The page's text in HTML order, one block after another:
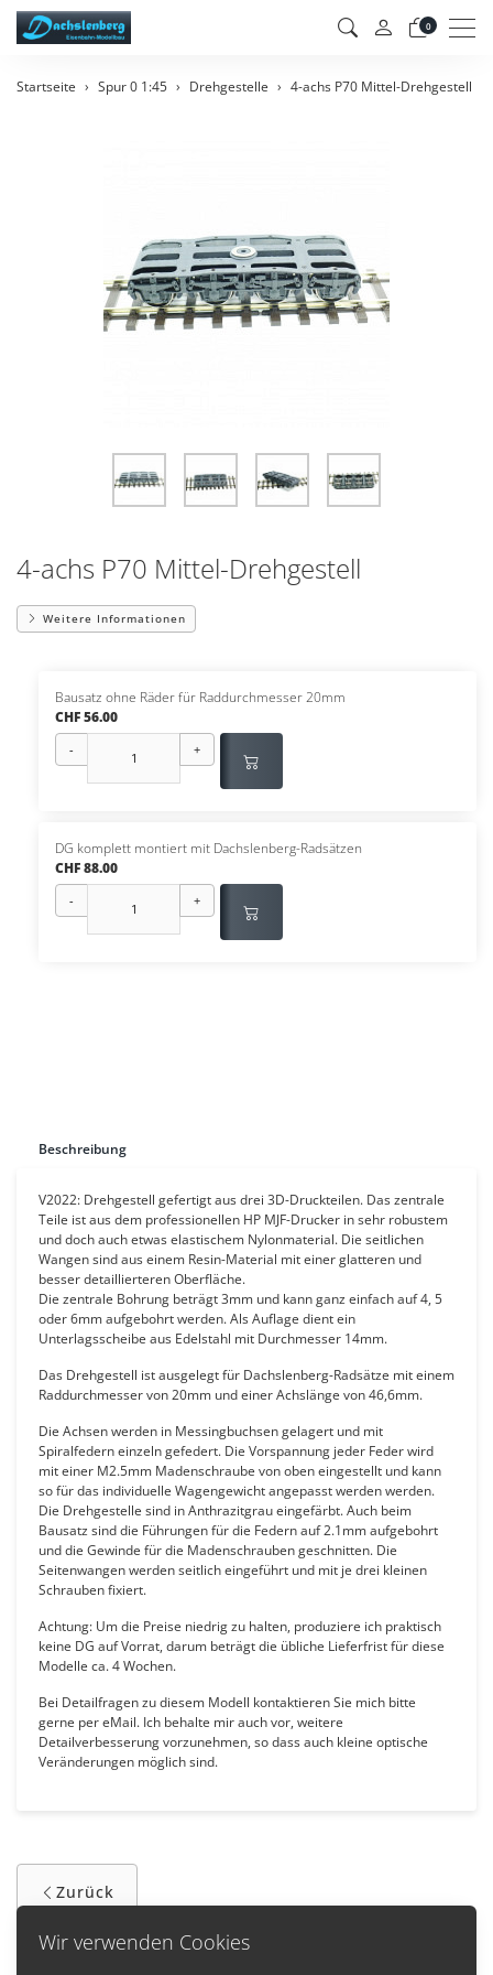
Wir verwenden Cookies
0
Startseite Spur 0 1:45 Drehgestelle 4-achs P70 Mittel-Drehgestell
4-achs P70 Mittel-Drehgestell
Weitere Informationen
Bausatz ohne Räder für Raddurchmesser 20mm
CHF 56.00
- +
DG komplett montiert mit Dachslenberg-Radsätzen
CHF 88.00
- +
Beschreibung
V2022: Drehgestell gefertigt aus drei 3D-Druckteilen. Das zentrale
Teile ist aus dem professionellen HP MJF-Drucker in sehr robustem
und doch auch etwas elastischem Nylonmaterial. Die seitlichen
Wangen sind aus einem Resin-Material mit einer glatteren und
besser detaillierteren Oberfläche.
Die zentrale Bohrung beträgt 3mm und kann ganz einfach auf 4, 5
oder 6mm aufgebohrt werden. Als Auflage dient ein
Unterlagsscheibe aus Edelstahl mit Durchmesser 14mm.
Das Drehgestell ist ausgelegt für Dachslenberg-Radsätze mit einem
Raddurchmesser von 20mm und einer Achslänge von 46,6mm.
Die Achsen werden in Messingbuchsen gelagert und mit
Spiralfedern einzeln gefedert. Die Vorspannung jeder Feder wird
mit einer M2.5mm Madenschraube von oben eingestellt und kann
so für das individuelle Wagengewicht angepasst werden werden.
Die Drehgestelle sind in Anthrazitgrau eingefärbt. Auch beim
Bausatz sind die Führungen für die Federn auf 2.1mm aufgebohrt
und die Gewinde für die Madenschrauben geschnitten. Die
Seitenwangen werden seitlich eingeführt und mit je drei kleinen
Schrauben fixiert.
Achtung: Um die Preise niedrig zu halten, produziere ich praktisch
keine DG auf Vorrat, darum beträgt die übliche Lieferfrist für diese
Modelle ca. 4 Wochen.
Bei Detailfragen zu diesem Modell kontaktieren Sie mich bitte
gerne per eMail. Ich behalte mir auch vor, weitere
Detailverbesserung vorzunehmen, so dass auch kleine optische
Veränderungen möglich sind.
Zurück